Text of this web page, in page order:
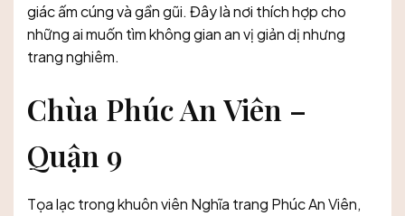
giác ấm cúng và gần gũi. Đây là nơi thích hợp cho
những ai muốn tìm không gian an vị giản dị nhưng
trang nghiêm.
Chùa Phúc An Viên –
Quận 9
Tọa lạc trong khuôn viên Nghĩa trang Phúc An Viên,